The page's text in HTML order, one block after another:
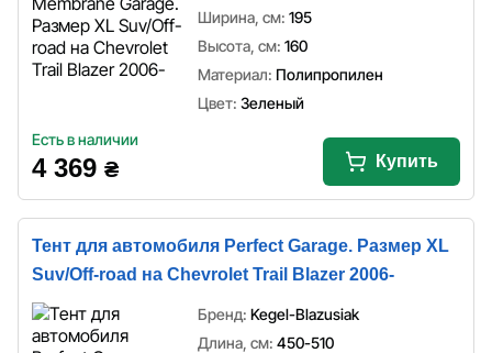
Ширина, см: 195
Высота, см: 160
Материал: Полипропилен
Цвет: Зеленый
Есть в наличии
4 369 ₴ Купить
Тент для автомобиля Perfect Garage. Размер XL
Suv/Off-road на Chevrolet Trail Blazer 2006-
Бренд: Kegel-Blazusiak
Длина, см: 450-510